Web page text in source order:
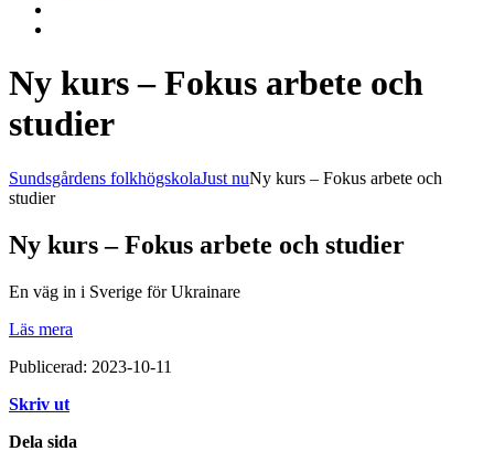
Ny kurs – Fokus arbete och
studier
Sundsgårdens folkhögskolaJust nuNy kurs – Fokus arbete och
studier
Ny kurs – Fokus arbete och studier
En väg in i Sverige för Ukrainare
Läs mera
Publicerad: 2023-10-11
Skriv ut
Dela sida